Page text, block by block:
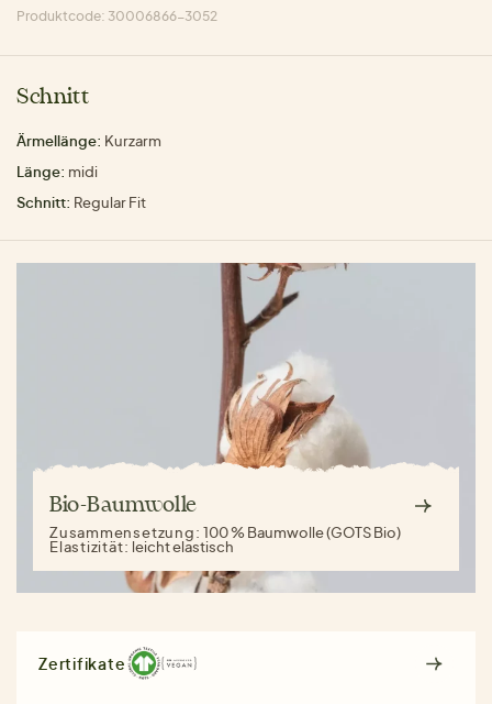
Produktcode: 30006866-3052
Schnitt
Ärmellänge: Kurzarm
Länge: midi
Schnitt: Regular Fit
Bio-Baumwolle
Zusammensetzung:100 % Baumwolle (GOTS Bio)
Elastizität: leicht elastisch
Zertifikate